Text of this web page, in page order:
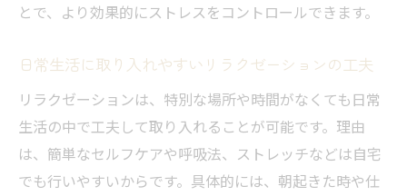
とで、より効果的にストレスをコントロールできます。
日常生活に取り入れやすいリラクゼーションの工夫
リラクゼーションは、特別な場所や時間がなくても日常
生活の中で工夫して取り入れることが可能です。理由
は、簡単なセルフケアや呼吸法、ストレッチなどは自宅
でも行いやすいからです。具体的には、朝起きた時や仕